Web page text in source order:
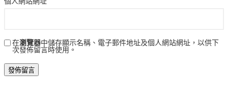
在瀏覽器中儲存顯示名稱、電子郵件地址及個人網站網址，以供下
次發佈留言時使用。